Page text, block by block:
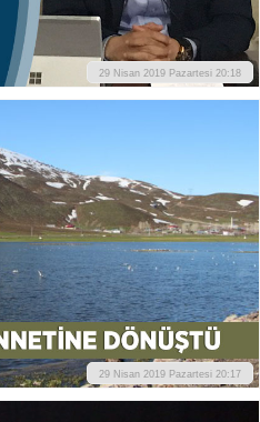
29 Nisan 2019 Pazartesi 20:18
29 Nisan 2019 Pazartesi 20:17